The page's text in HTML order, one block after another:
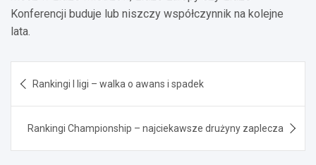
Konferencji buduje lub niszczy współczynnik na kolejne
lata.
wpisu
Rankingi I ligi – walka o awans i spadek
Rankingi Championship – najciekawsze drużyny zaplecza